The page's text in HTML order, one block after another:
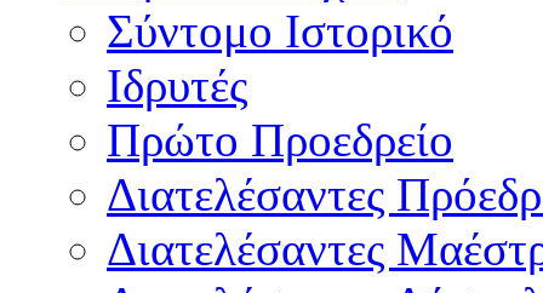
Σύντομο Ιστορικό
Ιδρυτές
Πρώτο Προεδρείο
Διατελέσαντες
Διατελέσαντες